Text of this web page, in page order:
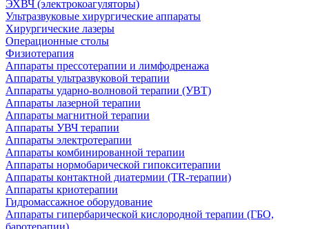
ЭХВЧ (электрокоагуляторы)
Ультразвуковые хирургические аппараты
Хирургические лазеры
Операционные столы
Физиотерапия
Аппараты прессотерапии и лимфодренажа
Аппараты ультразвуковой терапии
Аппараты ударно-волновой терапии (УВТ)
Аппараты лазерной терапии
Аппараты магнитной терапии
Аппараты УВЧ терапии
Аппараты электротерапии
Аппараты комбинированной терапии
Аппараты нормобарической гипокситерапии
Аппараты контактной диатермии (TR-терапии)
Аппараты криотерапии
Гидромассажное оборудование
Аппараты гипербарической кислородной терапии (ГБО,
баротерапии)